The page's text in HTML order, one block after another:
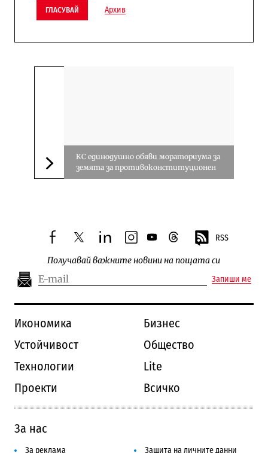
ГЛАСУВАЙ Архив
Следваща новина
КС единодушно обяви мораториума за
земята за противоконституционен
facebooktwitterlinkedininstagram
youtubethreads RSS
Получавай важните новини на пощата си
Запиши ме
Икономика
Бизнес
Устойчивост
Общество
Технологии
Lite
Проекти
Всичко
За нас
За реклама Защита на личните данни